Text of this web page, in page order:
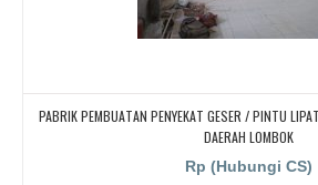
PABRIK PEMBUATAN PENYEKAT GESER / PINTU
DAERAH LOMBOK
Rp (Hubungi CS)